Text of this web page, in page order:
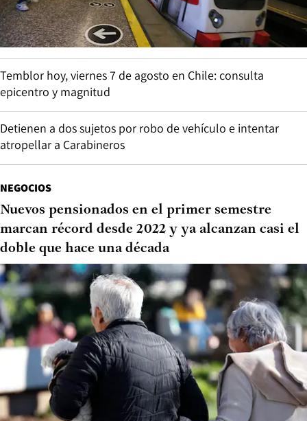
Temblor hoy, viernes 7 de agosto en Chile: consulta
epicentro y magnitud
Detienen a dos sujetos por robo de vehículo e intentar
atropellar a Carabineros
NEGOCIOS
Nuevos pensionados en el primer semestre
marcan récord desde 2022 y ya alcanzan casi el
doble que hace una década